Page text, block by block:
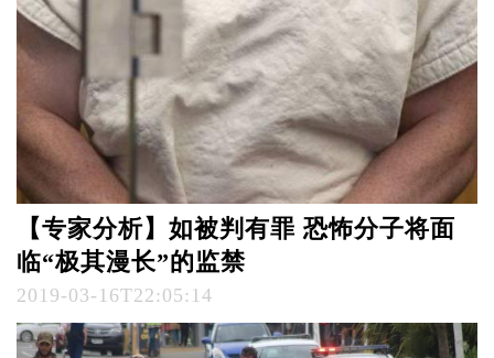
【专家分析】如被判有罪 恐怖分子将面
临“极其漫长”的监禁
2019-03-16T22:05:14